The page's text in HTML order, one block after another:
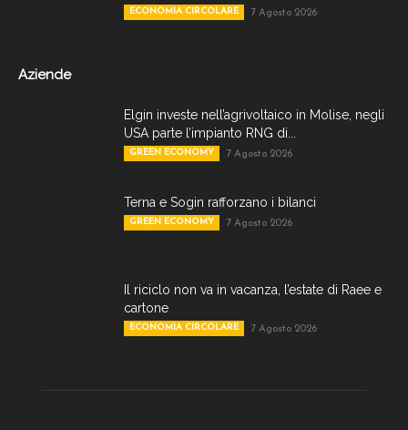
ECONOMIA CIRCOLARE 7 Agosto 2026
Aziende
Elgin investe nell’agrivoltaico in Molise, negli
USA parte l’impianto RNG di...
GREEN ECONOMY 7 Agosto 2026
Terna e Sogin rafforzano i bilanci
GREEN ECONOMY 7 Agosto 2026
Il riciclo non va in vacanza, l’estate di Raee e
cartone
ECONOMIA CIRCOLARE 7 Agosto 2026